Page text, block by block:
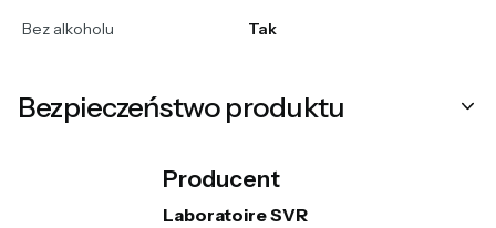
Bez alkoholu
Tak
Bezpieczeństwo produktu
Producent
Laboratoire SVR